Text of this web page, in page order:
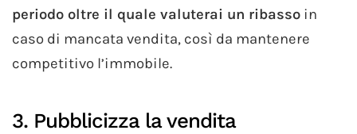
periodo oltre il quale valuterai un ribasso in
caso di mancata vendita, così da mantenere
competitivo l’immobile.
3. Pubblicizza la vendita